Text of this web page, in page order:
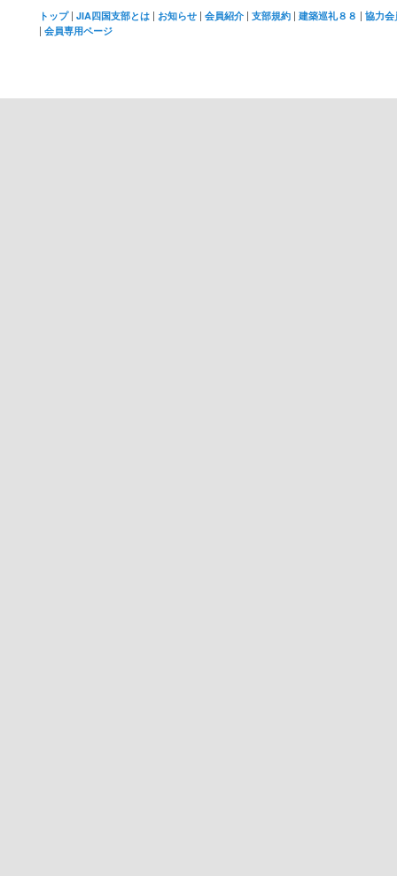
トップ| JIA四国支部とは | お知らせ | 会員紹介 | 支部規約 | 建築巡礼８８ | 協力会
| 会員専用ページ